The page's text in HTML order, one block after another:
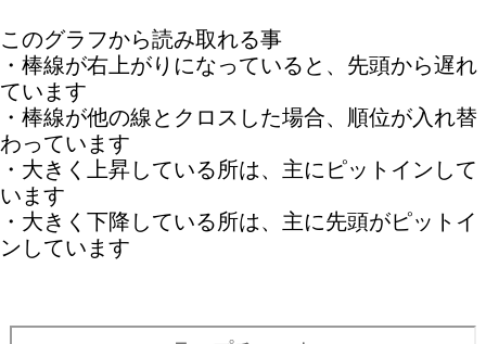
このグラフから読み取れる事
・棒線が右上がりになっていると、先頭から遅れ
ています
・棒線が他の線とクロスした場合、順位が入れ替
わっています
・大きく上昇している所は、主にピットインして
います
・大きく下降している所は、主に先頭がピットイ
ンしています